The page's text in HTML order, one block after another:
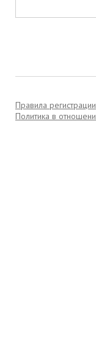
Правила регистрации
Политика в